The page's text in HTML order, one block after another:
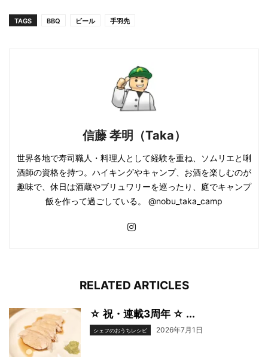
TAGS BBQ ビール 手羽先
信藤 孝明（Taka）
世界各地で寿司職人・料理人として経験を重ね、ソムリエと唎
酒師の資格を持つ。ハイキングやキャンプ、お酒を楽しむのが
趣味で、休日は酒蔵やブリュワリーを巡ったり、庭でキャンプ
飯を作って過ごしている。 @nobu_taka_camp
RELATED ARTICLES
☆ 祝・連載3周年 ☆ ...
シェフのおうちレシピ 2026年7月1日